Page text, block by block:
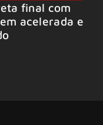
final com
acelerada e